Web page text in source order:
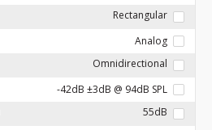
Rectangular
Analog
Omnidirectional
-42dB ±3dB @ 94dB SPL
55dB